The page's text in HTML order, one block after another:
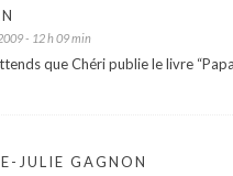
- 12 h 09 min
que Chéri publie le livre
JULIE GAGNON